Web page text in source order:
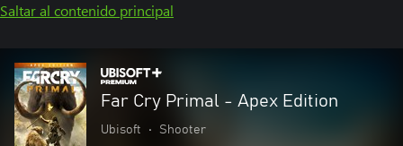
Saltar al contenido principal
Far Cry Primal - Apex Edition
Ubisoft • Shooter